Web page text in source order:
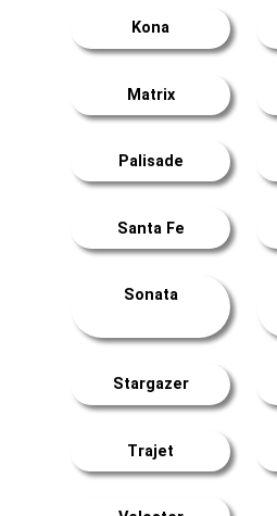
Kona
Matrix
Palisade
Santa Fe
Sonata
Stargazer
Trajet